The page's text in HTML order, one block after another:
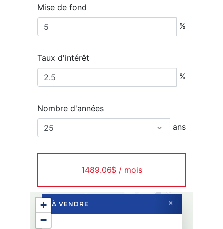
Mise de fond
%
Taux d'intérêt
%
Nombre d'années
ans
1489.06$ / mois
À VENDRE ×
+
−